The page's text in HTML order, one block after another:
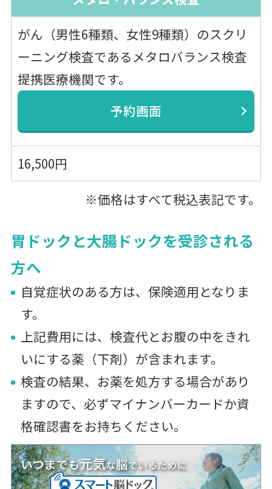
がん（男性6種類、女性9種類）のスクリ
ーニング検査であるメタロバランス検査
提携医療機関です。
予約画面
16,500円
※価格はすべて税込表記です。
胃ドックと大腸ドックを受診される
方へ
自覚症状のある方は、保険適用となりま
す。
上記費用には、検査代とお腹の中をきれ
いにする薬（下剤）が含まれます。
検査の結果、お薬を処方する場合があり
ますので、必ずマイナンバーカードか資
格確認書をお持ちください。